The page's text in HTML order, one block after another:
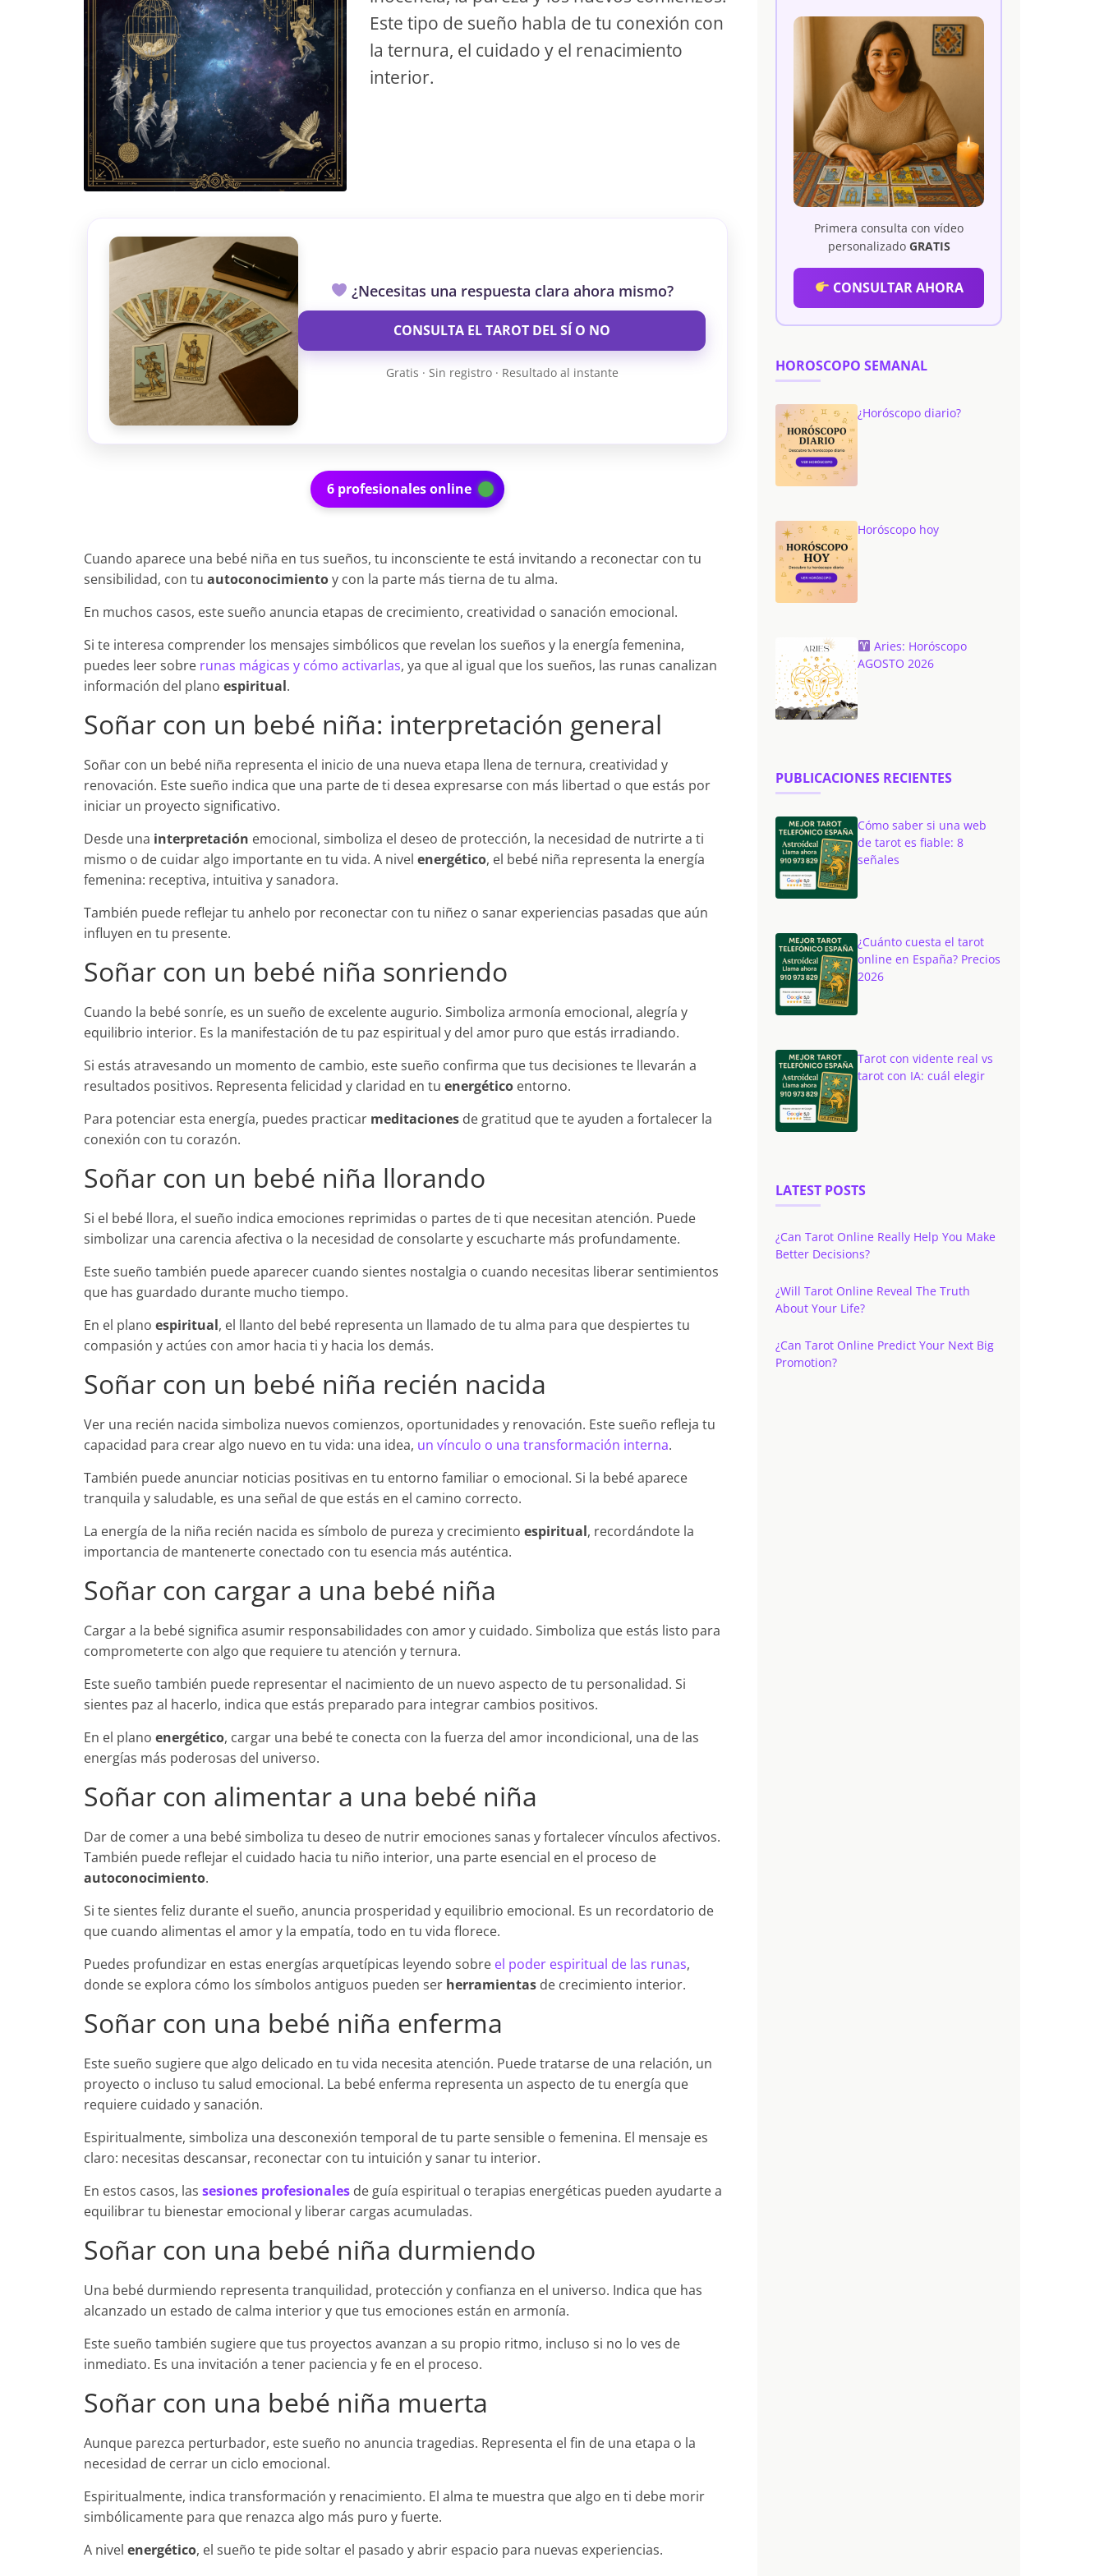
Este tipo de sueño habla de tu conexión con
la ternura, el cuidado y el renacimiento
interior.
¿Necesitas una respuesta clara ahora mismo?
CONSULTA EL TAROT DEL SÍ O NO
Gratis · Sin registro · Resultado al instante
6 profesionales online
Cuando aparece una bebé niña en tus sueños, tu inconsciente te está invitando a reconectar con tu
sensibilidad, con tu autoconocimientoy con la parte más tierna de tu alma.
En muchos casos, este sueño anuncia etapas de crecimiento, creatividad o sanación emocional.
Si te interesa comprender los mensajes simbólicos que revelan los sueños y la energía femenina,
puedes leer sobre runas mágicas y cómo activarlas, ya que al igual que los sueños, las runas canalizan
información del plano espiritual.
Soñar con un bebé niña: interpretación general
Soñar con un bebé niña representa el inicio de una nueva etapa llena de ternura, creatividad y
renovación. Este sueño indica que una parte de ti desea expresarse con más libertad o que estás por
iniciar un proyecto significativo.
Desde una interpretación emocional, simboliza el deseo de protección, la necesidad de nutrirte a ti
mismo o de cuidar algo importante en tu vida. A nivel energético, el bebé niña representa la energía
femenina: receptiva, intuitiva y sanadora.
También puede reflejar tu anhelo por reconectar con tu niñez o sanar experiencias pasadas que aún
influyen en tu presente.
Soñar con un bebé niña sonriendo
Cuando la bebé sonríe, es un sueño de excelente augurio. Simboliza armonía emocional, alegría y
equilibrio interior. Es la manifestación de tu paz espiritual y del amor puro que estás irradiando.
Si estás atravesando un momento de cambio, este sueño confirma que tus decisiones te llevarán a
resultados positivos. Representa felicidad y claridad en tu energético entorno.
Para potenciar esta energía, puedes practicar meditaciones de gratitud que te ayuden a fortalecer la
conexión con tu corazón.
Soñar con un bebé niña llorando
Si el bebé llora, el sueño indica emociones reprimidas o partes de ti que necesitan atención. Puede
simbolizar una carencia afectiva o la necesidad de consolarte y escucharte más profundamente.
Este sueño también puede aparecer cuando sientes nostalgia o cuando necesitas liberar sentimientos
que has guardado durante mucho tiempo.
En el plano espiritual, el llanto del bebé representa un llamado de tu alma para que despiertes tu
compasión y actúes con amor hacia ti y hacia los demás.
Soñar con un bebé niña recién nacida
Ver una recién nacida simboliza nuevos comienzos, oportunidades y renovación. Este sueño refleja tu
capacidad para crear algo nuevo en tu vida: una idea, un vínculo o una transformación interna.
También puede anunciar noticias positivas en tu entorno familiar o emocional. Si la bebé aparece
tranquila y saludable, es una señal de que estás en el camino correcto.
La energía de la niña recién nacida es símbolo de pureza y crecimiento espiritual, recordándote la
importancia de mantenerte conectado con tu esencia más auténtica.
Soñar con cargar a una bebé niña
Cargar a la bebé significa asumir responsabilidades con amor y cuidado. Simboliza que estás listo para
comprometerte con algo que requiere tu atención y ternura.
Este sueño también puede representar el nacimiento de un nuevo aspecto de tu personalidad. Si
sientes paz al hacerlo, indica que estás preparado para integrar cambios positivos.
En el plano energético, cargar una bebé te conecta con la fuerza del amor incondicional, una de las
energías más poderosas del universo.
Soñar con alimentar a una bebé niña
Dar de comer a una bebé simboliza tu deseo de nutrir emociones sanas y fortalecer vínculos afectivos.
También puede reflejar el cuidado hacia tu niño interior, una parte esencial en el proceso de
autoconocimiento.
Si te sientes feliz durante el sueño, anuncia prosperidad y equilibrio emocional. Es un recordatorio de
que cuando alimentas el amor y la empatía, todo en tu vida florece.
Puedes profundizar en estas energías arquetípicas leyendo sobre el poder espiritual de las runas,
donde se explora cómo los símbolos antiguos pueden ser herramientas de crecimiento interior.
Soñar con una bebé niña enferma
Este sueño sugiere que algo delicado en tu vida necesita atención. Puede tratarse de una relación, un
proyecto o incluso tu salud emocional. La bebé enferma representa un aspecto de tu energía que
requiere cuidado y sanación.
Espiritualmente, simboliza una desconexión temporal de tu parte sensible o femenina. El mensaje es
claro: necesitas descansar, reconectar con tu intuición y sanar tu interior.
En estos casos, las sesiones profesionales de guía espiritual o terapias energéticas pueden ayudarte a
equilibrar tu bienestar emocional y liberar cargas acumuladas.
Soñar con una bebé niña durmiendo
Una bebé durmiendo representa tranquilidad, protección y confianza en el universo. Indica que has
alcanzado un estado de calma interior y que tus emociones están en armonía.
Este sueño también sugiere que tus proyectos avanzan a su propio ritmo, incluso si no lo ves de
inmediato. Es una invitación a tener paciencia y fe en el proceso.
Soñar con una bebé niña muerta
Aunque parezca perturbador, este sueño no anuncia tragedias. Representa el fin de una etapa o la
necesidad de cerrar un ciclo emocional.
Espiritualmente, indica transformación y renacimiento. El alma te muestra que algo en ti debe morir
simbólicamente para que renazca algo más puro y fuerte.
A nivel energético, el sueño te pide soltar el pasado y abrir espacio para nuevas experiencias.
Primera consulta con vídeo
personalizado GRATIS
CONSULTAR AHORA
HOROSCOPO SEMANAL
¿Horóscopo diario?
Horóscopo hoy
Aries: Horóscopo
AGOSTO 2026
PUBLICACIONES RECIENTES
Cómo saber si una web
de tarot es fiable: 8
señales
¿Cuánto cuesta el tarot
online en España? Precios
2026
Tarot con vidente real vs
tarot con IA: cuál elegir
LATEST POSTS
¿Can Tarot Online Really Help You Make
Better Decisions?
¿Will Tarot Online Reveal The Truth
About Your Life?
¿Can Tarot Online Predict Your Next Big
Promotion?
TAROT GRATIS
CONSIGUE TUS 5 MINUTOS
✓ Sin cargos automáticos. El chat se detiene al finalizar el crédito